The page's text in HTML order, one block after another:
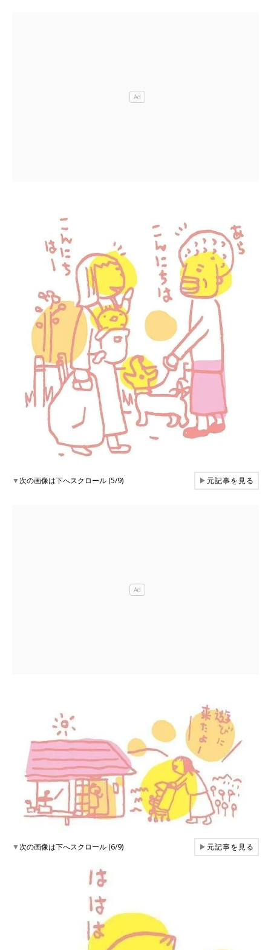
▼次の画像は下へスクロール (5/9) ▶元記事を見る
▼次の画像は下へスクロール (6/9) ▶元記事を見る